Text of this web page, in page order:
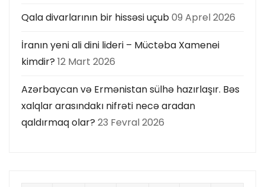
Qala divarlarının bir hissəsi uçub09 Aprel 2026
İranın yeni ali dini lideri – Müctəba Xamenei
kimdir? 12 Mart 2026
Azərbaycan və Ermənistan sülhə hazırlaşır. Bəs
xalqlar arasındakı nifrəti necə aradan
qaldırmaq olar? 23 Fevral 2026